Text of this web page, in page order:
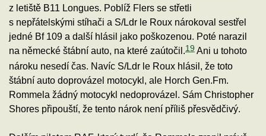
z letiště B11 Longues. Poblíž Flers se střetli
s nepřátelskými stíhači a S/Ldr le Roux nárokoval sestřel
jedné Bf 109 a další hlásil jako poškozenou. Poté narazil
na německé štábní auto, na které zaútočil.19 Ani u tohoto
nároku nesedí čas. Navíc S/Ldr le Roux hlásil, že toto
štábní auto doprovázel motocykl, ale Horch Gen.Fm.
Rommela žádný motocykl nedoprovázel. Sám Christopher
Shores připouští, že tento nárok není příliš přesvědčivý.